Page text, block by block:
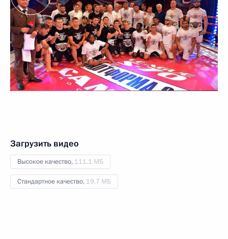
Загрузить видео
Высокое качество, 111.1 МБ
Стандартное качество, 19.7 МБ